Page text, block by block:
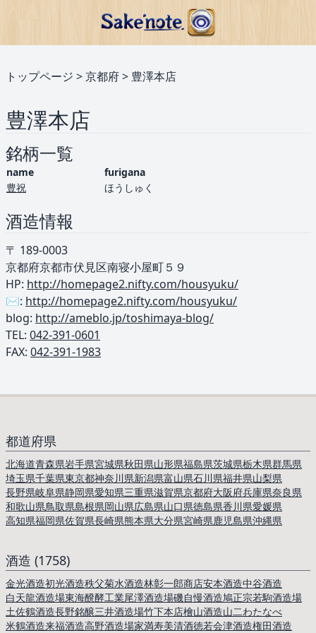
トップページ >京都府> 豊澤本店
豊澤本店
銘柄一覧
name
furigana
豊祝
ほうしゅく
酒造情報
〒 189-0003
京都府京都市伏見区南寝小屋町５９
HP: http://homepage2.nifty.com/housyuku/
✉️: http://homepage2.nifty.com/housyuku/
blog: http://ameblo.jp/toshimaya-blog/
TEL: ︎ 042-391-0601
FAX: 042-391-1983
都道府県
北海道青森県岩手県宮城県秋田県山形県福島県茨城県栃木県群馬県
埼玉県千葉県東京都神奈川県新潟県富山県石川県福井県山梨県
長野県岐阜県静岡県愛知県三重県滋賀県京都府大阪府兵庫県奈良県
和歌山県鳥取県島根県岡山県広島県山口県徳島県香川県愛媛県
高知県福岡県佐賀県長崎県熊本県大分県宮崎県鹿児島県沖縄県
酒造 (1758)
金光酒造初光酒造秩父菊水酒造林彰一郎商店安本酒造中谷酒造
白天龍酒造場東海醗酵工業尾澤酒造場磯自慢酒造鳩正宗若駒酒造場
土佐鶴酒造長野銘醸三井酒造場竹下本店檜山酒造山二わたなべ
米鶴酒造来福酒造高野酒造場家満寿美清酒徳若会津酒造権田酒造